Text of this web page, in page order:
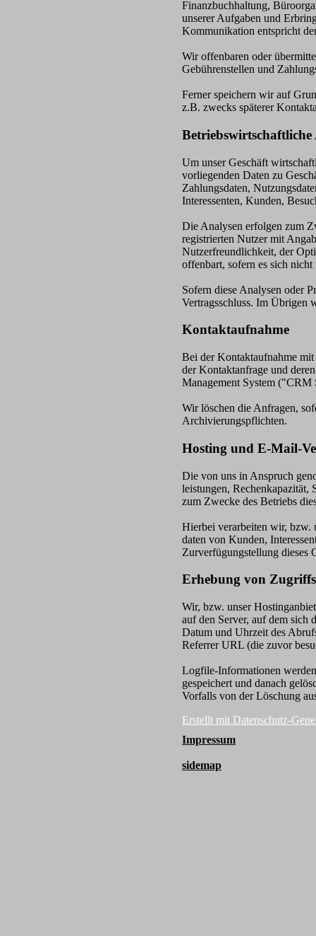
Finanzbuchhaltung,
unserer Aufgaben und
Kommunikation entspricht
Wir offenbaren oder
Gebührenstellen und
Ferner speichern wir auf
z.B. zwecks späterer
Um unser Geschäft
vorliegenden Daten zu
Zahlungsdaten,
Interessenten, Kunden,
Die Analysen erfolgen zum
registrierten Nutzer mit
Nutzerfreundlichkeit, der
offenbart, sofern es sich
Sofern diese Analysen oder
Vertragsschluss. Im Übrigen
Kontaktaufnahme
Bei der Kontaktaufnahme
der Kontaktanfrage und
Management System ("CRM
Wir löschen die Anfragen,
Archivierungspflichten.
Hosting und E-Mail-
Die von uns in Anspruch
leistungen, Rechenkapazität,
zum Zwecke des Betriebs
Hierbei verarbeiten wir, bzw.
daten von Kunden,
Zurverfügungstellung
Erhebung von
Wir, bzw. unser
auf den Server, auf dem sich
Datum und Uhrzeit des
Referrer URL (die zuvor
Logfile-Informationen
gespeichert und danach
Vorfalls von der Löschung
Erstellt mit Datenschutz-
Impressum
sidemap